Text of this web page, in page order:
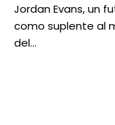
Jordan Evans, un
como suplente al
del…